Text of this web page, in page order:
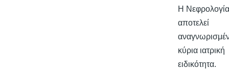
Η Νεφρολογία
αποτελεί
κύρια ιατρική
ειδικότητα.